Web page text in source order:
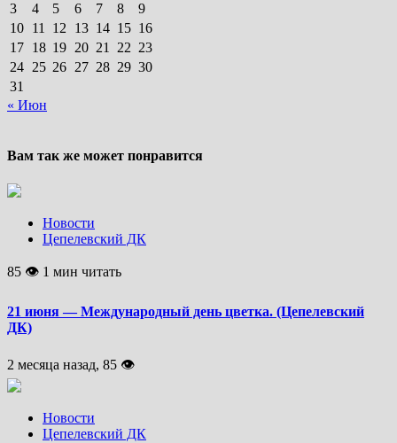
3
4 5 6 7 8
9
10 11 12 13 14 15 16
17 18 19 20 21 22 23
24 25 26 27 28 29 30
31
« Июн
Вам так же может понравится
Новости
Цепелевский ДК
85 👁 1 мин читать
21 июня — Международный день цветка. (Цепелевский
ДК)
2 месяца назад, 85 👁
Новости
Цепелевский ДК